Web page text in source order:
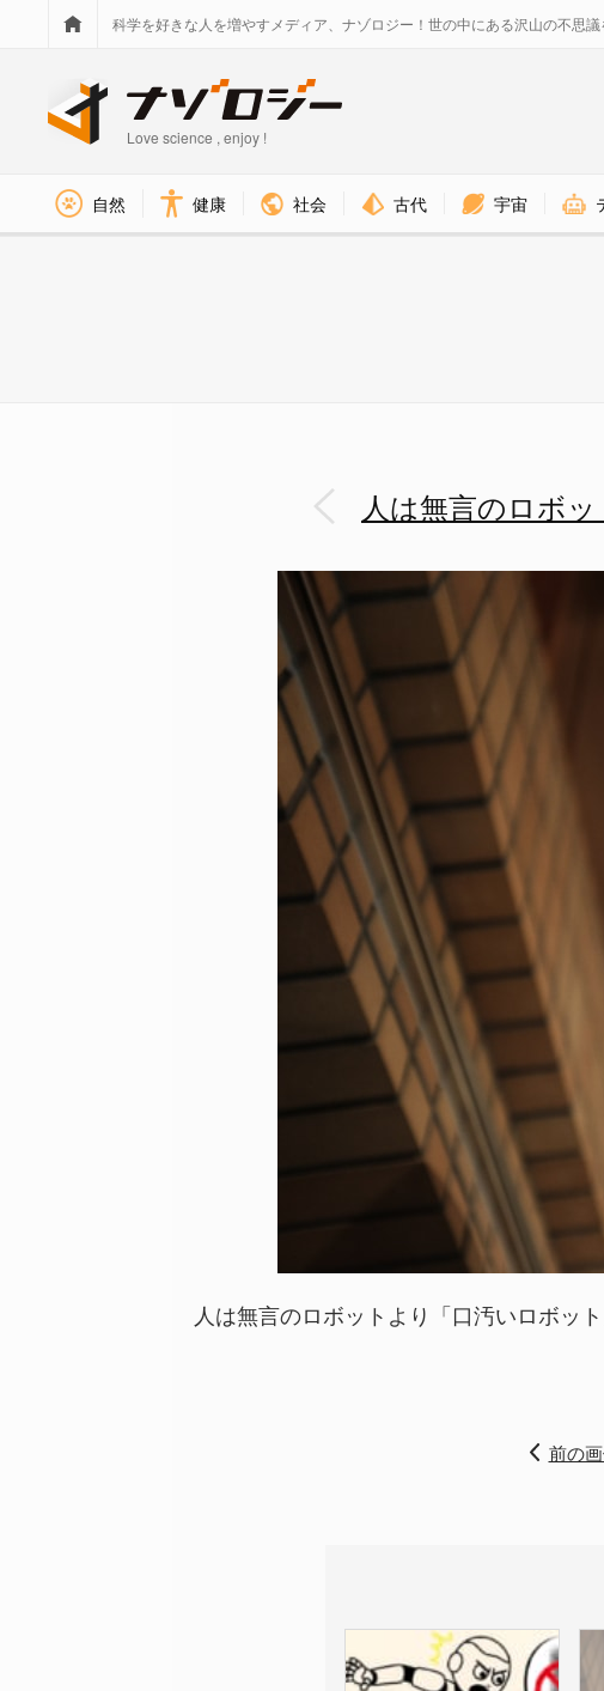
科学を好きな人を増やすメディア、ナゾロジー！世の中にある沢山の不思議
Love science , enjoy !
自然 健康 社会 古代 宇宙
人は無言のロボ
人は無言のロボットより「口汚いロボッ
前の